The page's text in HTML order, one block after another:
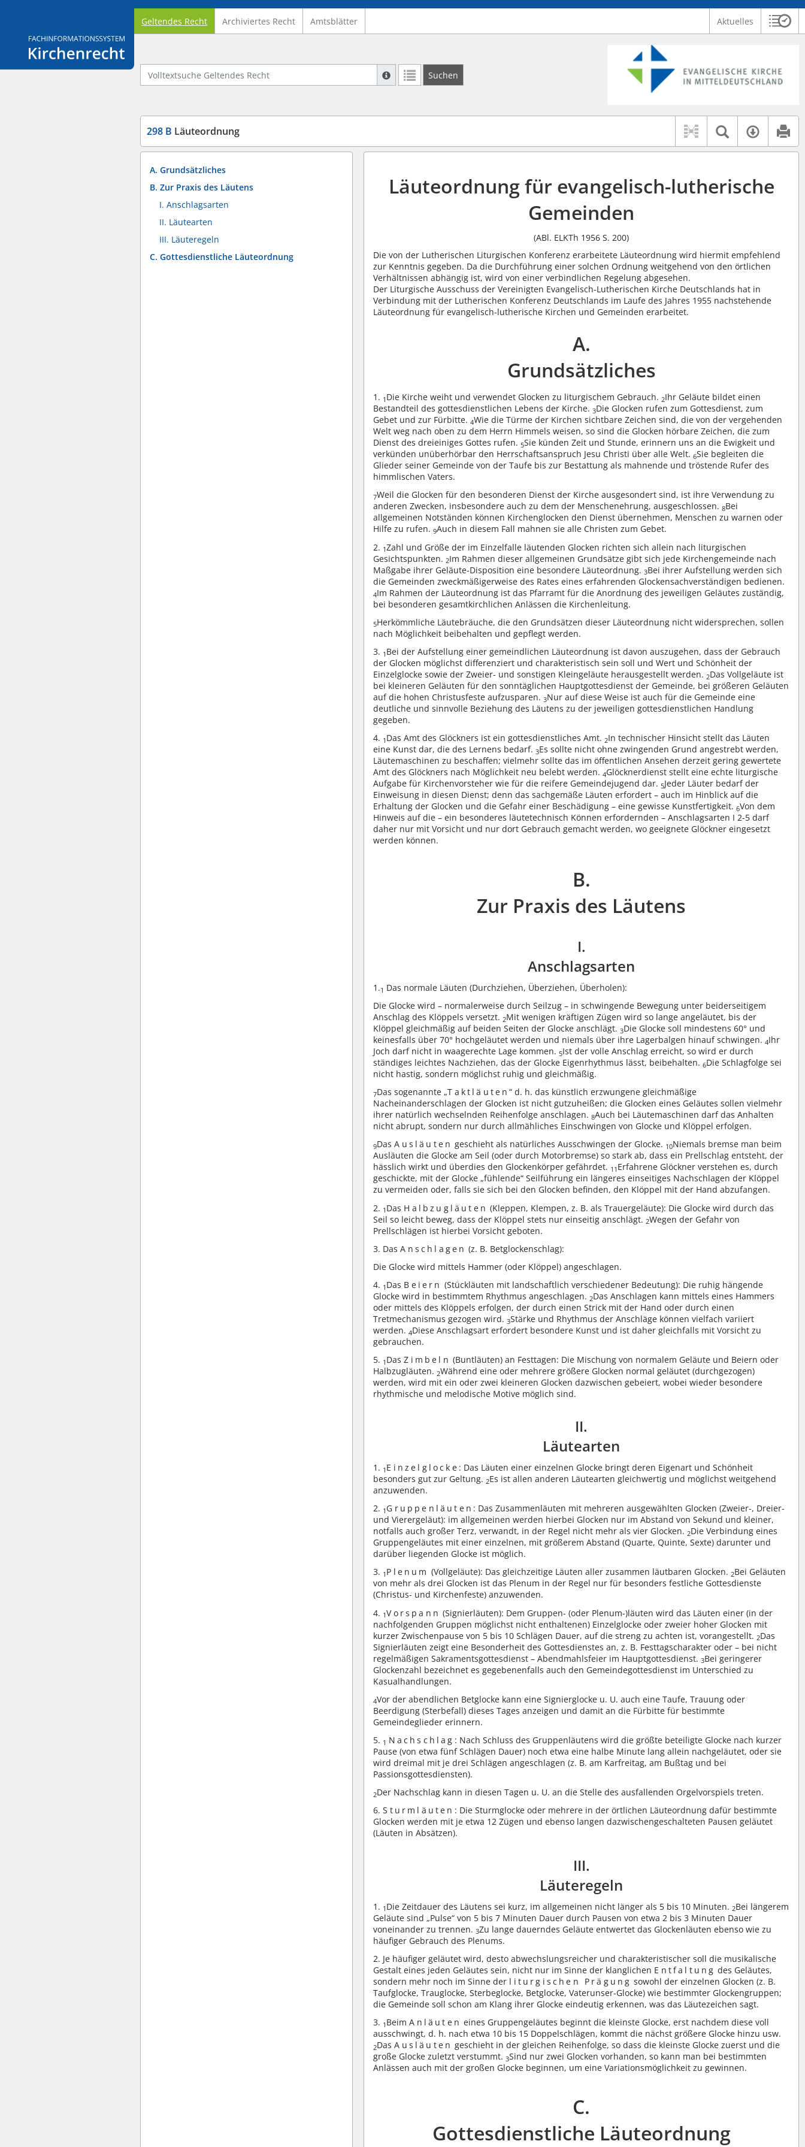
Logo Fachinformationssystem Kirchenrecht
Geltendes Recht Archiviertes Recht Amtsblätter Aktuelles
Volltextsuche Geltendes Recht
Suche mit Platzhalter "*", Bsp. Pfarrer*, findet auch: "Pfarrerinitiative" oder "Pfarrerausschuss".
Suchen
Logo Ev. Kirche in Mitteldeutschland
298 B Läuteordnung Textsuche
A. Grundsätzliches
B. Zur Praxis des Läutens
I. Anschlagsarten
II. Läutearten
III. Läuteregeln
C. Gottesdienstliche Läuteordnung
Läuteordnung für evangelisch-lutherische
Gemeinden
(ABl. ELKTh 1956 S. 200)
Die von der Lutherischen Liturgischen Konferenz erarbeitete Läuteordnung wird hiermit empfehlend
zur Kenntnis gegeben. Da die Durchführung einer solchen Ordnung weitgehend von den örtlichen
Verhältnissen abhängig ist, wird von einer verbindlichen Regelung abgesehen.
Der Liturgische Ausschuss der Vereinigten Evangelisch-Lutherischen Kirche Deutschlands hat in
Verbindung mit der Lutherischen Konferenz Deutschlands im Laufe des Jahres 1955 nachstehende
Läuteordnung für evangelisch-lutherische Kirchen und Gemeinden erarbeitet.
A.
Grundsätzliches
1. 1 Die Kirche weiht und verwendet Glocken zu liturgischem Gebrauch. 2Ihr Geläute bildet einen
Bestandteil des gottesdienstlichen Lebens der Kirche.3Die Glocken rufen zum Gottesdienst, zum
Gebet und zur Fürbitte.4Wie die Türme der Kirchen sichtbare Zeichen sind, die von der vergehenden
Welt weg nach oben zu dem Herrn Himmels weisen, so sind die Glocken hörbare Zeichen, die zum
Dienst des dreieiniges Gottes rufen. 5Sie künden Zeit und Stunde, erinnern uns an die Ewigkeit und
verkünden unüberhörbar den Herrschaftsanspruch Jesu Christi über alle Welt.6Sie begleiten die
Glieder seiner Gemeinde von der Taufe bis zur Bestattung als mahnende und tröstende Rufer des
himmlischen Vaters.
7Weil die Glocken für den besonderen Dienst der Kirche ausgesondert sind, ist ihre Verwendung zu
anderen Zwecken, insbesondere auch zu dem der Menschenehrung, ausgeschlossen.8Bei
allgemeinen Notständen können Kirchenglocken den Dienst übernehmen, Menschen zu warnen oder
Hilfe zu rufen.9Auch in diesem Fall mahnen sie alle Christen zum Gebet.
2. 1Zahl und Größe der im Einzelfalle läutenden Glocken richten sich allein nach liturgischen
Gesichtspunkten. 2Im Rahmen dieser allgemeinen Grundsätze gibt sich jede Kirchengemeinde nach
Maßgabe ihrer Geläute-Disposition eine besondere Läuteordnung.3Bei ihrer Aufstellung werden sich
die Gemeinden zweckmäßigerweise des Rates eines erfahrenden Glockensachverständigen bedienen.
4Im Rahmen der Läuteordnung ist das Pfarramt für die Anordnung des jeweiligen Geläutes zuständig,
bei besonderen gesamtkirchlichen Anlässen die Kirchenleitung.
5Herkömmliche Läutebräuche, die den Grundsätzen dieser Läuteordnung nicht widersprechen, sollen
nach Möglichkeit beibehalten und gepflegt werden.
3. 1 Bei der Aufstellung einer gemeindlichen Läuteordnung ist davon auszugehen, dass der Gebrauch
der Glocken möglichst differenziert und charakteristisch sein soll und Wert und Schönheit der
Einzelglocke sowie der Zweier- und sonstigen Kleingeläute herausgestellt werden. 2Das Vollgeläute ist
bei kleineren Geläuten für den sonntäglichen Hauptgottesdienst der Gemeinde, bei größeren Geläuten
auf die hohen Christusfeste aufzusparen.3Nur auf diese Weise ist auch für die Gemeinde eine
deutliche und sinnvolle Beziehung des Läutens zu der jeweiligen gottesdienstlichen Handlung
gegeben.
4. 1 Das Amt des Glöckners ist ein gottesdienstliches Amt. 2In technischer Hinsicht stellt das Läuten
eine Kunst dar, die des Lernens bedarf.3Es sollte nicht ohne zwingenden Grund angestrebt werden,
Läutemaschinen zu beschaffen; vielmehr sollte das im öffentlichen Ansehen derzeit gering gewertete
Amt des Glöckners nach Möglichkeit neu belebt werden.4Glöcknerdienst stellt eine echte liturgische
Aufgabe für Kirchenvorsteher wie für die reifere Gemeindejugend dar. 5Jeder Läuter bedarf der
Einweisung in diesen Dienst; denn das sachgemäße Läuten erfordert – auch im Hinblick auf die
Erhaltung der Glocken und die Gefahr einer Beschädigung – eine gewisse Kunstfertigkeit.6Von dem
Hinweis auf die – ein besonderes läutetechnisch Können erfordernden – Anschlagsarten I 2-5 darf
daher nur mit Vorsicht und nur dort Gebrauch gemacht werden, wo geeignete Glöckner eingesetzt
werden können.
B.
Zur Praxis des Läutens
I.
Anschlagsarten
1.1 Das normale Läuten (Durchziehen, Überziehen, Überholen):
Die Glocke wird – normalerweise durch Seilzug – in schwingende Bewegung unter beiderseitigem
Anschlag des Klöppels versetzt. 2Mit wenigen kräftigen Zügen wird so lange angeläutet, bis der
Klöppel gleichmäßig auf beiden Seiten der Glocke anschlägt.3Die Glocke soll mindestens 60° und
keinesfalls über 70° hochgeläutet werden und niemals über ihre Lagerbalgen hinauf schwingen.4Ihr
Joch darf nicht in waagerechte Lage kommen. 5Ist der volle Anschlag erreicht, so wird er durch
ständiges leichtes Nachziehen, das der Glocke Eigenrhythmus lässt, beibehalten.6Die Schlagfolge sei
nicht hastig, sondern möglichst ruhig und gleichmäßig.
7Das sogenannte „Taktläuten“ d. h. das künstlich erzwungene gleichmäßige
Nacheinanderschlagen der Glocken ist nicht gutzuheißen; die Glocken eines Geläutes sollen vielmehr
ihrer natürlich wechselnden Reihenfolge anschlagen.8Auch bei Läutemaschinen darf das Anhalten
nicht abrupt, sondern nur durch allmähliches Einschwingen von Glocke und Klöppel erfolgen.
9DasAusläuten geschieht als natürliches Ausschwingen der Glocke. 10Niemals bremse man beim
Ausläuten die Glocke am Seil (oder durch Motorbremse) so stark ab, dass ein Prellschlag entsteht, der
hässlich wirkt und überdies den Glockenkörper gefährdet. 11 Erfahrene Glöckner verstehen es, durch
geschickte, mit der Glocke „fühlende“ Seilführung ein längeres einseitiges Nachschlagen der Klöppel
zu vermeiden oder, falls sie sich bei den Glocken befinden, den Klöppel mit der Hand abzufangen.
2. 1 Das Halbzugläuten (Kleppen, Klempen, z. B. als Trauergeläute): Die Glocke wird durch das
Seil so leicht beweg, dass der Klöppel stets nur einseitig anschlägt. 2Wegen der Gefahr von
Prellschlägen ist hierbei Vorsicht geboten.
3. DasAnschlagen (z. B. Betglockenschlag):
Die Glocke wird mittels Hammer (oder Klöppel) angeschlagen.
4. 1 Das Beiern (Stückläuten mit landschaftlich verschiedener Bedeutung): Die ruhig hängende
Glocke wird in bestimmtem Rhythmus angeschlagen. 2Das Anschlagen kann mittels eines Hammers
oder mittels des Klöppels erfolgen, der durch einen Strick mit der Hand oder durch einen
Tretmechanismus gezogen wird.3Stärke und Rhythmus der Anschläge können vielfach variiert
werden.4Diese Anschlagsart erfordert besondere Kunst und ist daher gleichfalls mit Vorsicht zu
gebrauchen.
5. 1 DasZimbeln (Buntläuten) an Festtagen: Die Mischung von normalem Geläute und Beiern oder
Halbzugläuten. 2Während eine oder mehrere größere Glocken normal geläutet (durchgezogen)
werden, wird mit ein oder zwei kleineren Glocken dazwischen gebeiert, wobei wieder besondere
rhythmische und melodische Motive möglich sind.
II.
Läutearten
1. 1 Einzelglocke : Das Läuten einer einzelnen Glocke bringt deren Eigenart und Schönheit
besonders gut zur Geltung. 2Es ist allen anderen Läutearten gleichwertig und möglichst weitgehend
anzuwenden.
2. 1 Gruppenläuten : Das Zusammenläuten mit mehreren ausgewählten Glocken (Zweier-, Dreier-
und Vierergeläut): im allgemeinen werden hierbei Glocken nur im Abstand von Sekund und kleiner,
notfalls auch großer Terz, verwandt, in der Regel nicht mehr als vier Glocken. 2Die Verbindung eines
Gruppengeläutes mit einer einzelnen, mit größerem Abstand (Quarte, Quinte, Sexte) darunter und
darüber liegenden Glocke ist möglich.
3. 1 Plenum (Vollgeläute): Das gleichzeitige Läuten aller zusammen läutbaren Glocken. 2Bei Geläuten
von mehr als drei Glocken ist das Plenum in der Regel nur für besonders festliche Gottesdienste
(Christus- und Kirchenfeste) anzuwenden.
4. 1Vorspann (Signierläuten): Dem Gruppen- (oder Plenum-)läuten wird das Läuten einer (in der
nachfolgenden Gruppen möglichst nicht enthaltenen) Einzelglocke oder zweier hoher Glocken mit
kurzer Zwischenpause von 5 bis 10 Schlägen Dauer, auf die streng zu achten ist, vorangestellt. 2Das
Signierläuten zeigt eine Besonderheit des Gottesdienstes an, z. B. Festtagscharakter oder – bei nicht
regelmäßigen Sakramentsgottesdienst – Abendmahlsfeier im Hauptgottesdienst.3Bei geringerer
Glockenzahl bezeichnet es gegebenenfalls auch den Gemeindegottesdienst im Unterschied zu
Kasualhandlungen.
4Vor der abendlichen Betglocke kann eine Signierglocke u. U. auch eine Taufe, Trauung oder
Beerdigung (Sterbefall) dieses Tages anzeigen und damit an die Fürbitte für bestimmte
Gemeindeglieder erinnern.
5. 1 Nachschlag : Nach Schluss des Gruppenläutens wird die größte beteiligte Glocke nach kurzer
Pause (von etwa fünf Schlägen Dauer) noch etwa eine halbe Minute lang allein nachgeläutet, oder sie
wird dreimal mit je drei Schlägen angeschlagen (z. B. am Karfreitag, am Bußtag und bei
Passionsgottesdiensten).
2Der Nachschlag kann in diesen Tagen u. U. an die Stelle des ausfallenden Orgelvorspiels treten.
6.Sturmläuten : Die Sturmglocke oder mehrere in der örtlichen Läuteordnung dafür bestimmte
Glocken werden mit je etwa 12 Zügen und ebenso langen dazwischengeschalteten Pausen geläutet
(Läuten in Absätzen).
III.
Läuteregeln
1. 1 Die Zeitdauer des Läutens sei kurz, im allgemeinen nicht länger als 5 bis 10 Minuten. 2Bei längerem
Geläute sind „Pulse“ von 5 bis 7 Minuten Dauer durch Pausen von etwa 2 bis 3 Minuten Dauer
voneinander zu trennen.3Zu lange dauerndes Geläute entwertet das Glockenläuten ebenso wie zu
häufiger Gebrauch des Plenums.
2. Je häufiger geläutet wird, desto abwechslungsreicher und charakteristischer soll die musikalische
Gestalt eines jeden Geläutes sein, nicht nur im Sinne der klanglichen Entfaltung des Geläutes,
sondern mehr noch im Sinne der liturgischen Prägung sowohl der einzelnen Glocken (z. B.
Taufglocke, Trauglocke, Sterbeglocke, Betglocke, Vaterunser-Glocke) wie bestimmter Glockengruppen;
die Gemeinde soll schon am Klang ihrer Glocke eindeutig erkennen, was das Läutezeichen sagt.
3. 1 BeimAnläuten eines Gruppengeläutes beginnt die kleinste Glocke, erst nachdem diese voll
ausschwingt, d. h. nach etwa 10 bis 15 Doppelschlägen, kommt die nächst größere Glocke hinzu usw.
2DasAusläuten geschieht in der gleichen Reihenfolge, so dass die kleinste Glocke zuerst und die
große Glocke zuletzt verstummt.3Sind nur zwei Glocken vorhanden, so kann man bei bestimmten
Anlässen auch mit der großen Glocke beginnen, um eine Variationsmöglichkeit zu gewinnen.
C.
Gottesdienstliche Läuteordnung